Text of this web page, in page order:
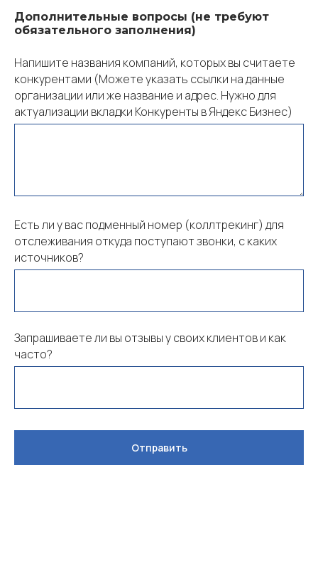
Дополнительные вопросы (не требуют
обязательного заполнения)
Напишите названия компаний, которых вы считаете
конкурентами (Можете указать ссылки на данные
организации или же название и адрес. Нужно для
актуализации вкладки Конкуренты в Яндекс Бизнес)
Есть ли у вас подменный номер (коллтрекинг) для
отслеживания откуда поступают звонки, с каких
источников?
Запрашиваете ли вы отзывы у своих клиентов и как
часто?
Отправить